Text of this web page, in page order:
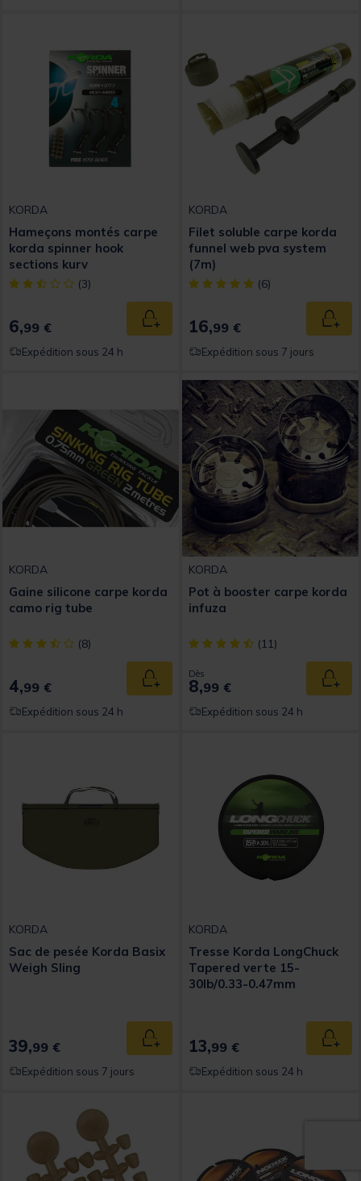
KORDA
Hameçons montés carpe
korda spinner hook
sections kurv
[object Object] out of 5 Customer Rating
(3)
6,99 € Ajouter au panier
Expédition sous 24 h
KORDA
Filet soluble carpe korda
funnel web pva system
(7m)
[object Object] out of 5
(6)
16,99 €
Expédition sous 7 jours
KORDA
Gaine silicone carpe korda
camo rig tube
[object Object] out of 5 Customer Rating
(8)
4,99 € Ajouter au panier
Expédition sous 24 h
KORDA
Pot à booster carpe korda
infuza
[object Object] out of 5
(11)
Dès
8,99 €
Expédition sous 24 h
KORDA
Sac de pesée Korda Basix
Weigh Sling
39,99 € Ajouter au panier
Expédition sous 7 jours
KORDA
Tresse Korda LongChuck
Tapered verte 15-
30lb/0.33-0.47mm
13,99 €
Expédition sous 24 h